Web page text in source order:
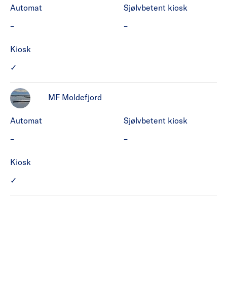
Automat
–MF Korsfjord har ikke Automat.
Sjølvbetent kiosk
–MF Korsfjord har ikke
Kiosk
✓
MF Moldefjord
Automat
–MF Moldefjord har ikke Automat.
Sjølvbetent kiosk
–MF Moldefjord har ikke
Kiosk
✓